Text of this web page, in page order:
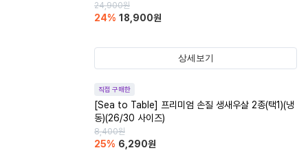
24,900원
24% 18,900원
상세보기
직접 구매한
[Sea to Table] 프리미엄 손질 생새우살 2종(택1)(냉
동)(26/30 사이즈)
8,400원
25% 6,290원